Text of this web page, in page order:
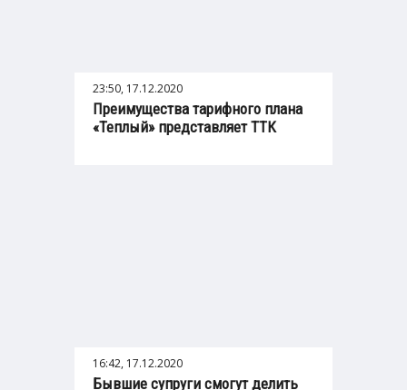
23:50, 17.12.2020
Преимущества тарифного плана
«Теплый» представляет ТТК
16:42, 17.12.2020
Бывшие супруги смогут делить